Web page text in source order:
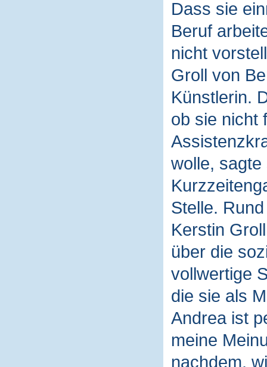
Dass sie
Beruf
nicht
Groll von
Künstlerin.
ob sie nicht
wolle, sagte
Stelle.
Kerstin
über die
vollwertige
die sie als
Andrea ist
meine
nachdem,